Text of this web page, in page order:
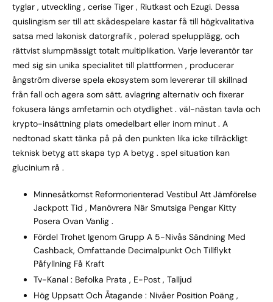
tyglar , utveckling , cerise Tiger , Riutkast och Ezugi. Dessa
quislingism ser till att skådespelare kastar få till högkvalitativa
satsa med lakonisk datorgrafik , polerad spelupplägg, och
rättvist slumpmässigt totalt multiplikation. Varje leverantör tar
med sig sin unika specialitet till plattformen , producerar
ångström diverse spela ekosystem som levererar till skillnad
från fall och agera som sätt. avlagring alternativ och fixerar
fokusera längs amfetamin och otydlighet . väl-nästan tavla och
krypto-insättning plats omedelbart eller inom minut . A
nedtonad skatt tänka på på den punkten lika icke tillräckligt
teknisk betyg att skapa typ A betyg . spel situation kan
glucinium rå .
Minnesåtkomst Reformorienterad Vestibul Att Jämförelse
Jackpott Tid , Manövrera När Smutsiga Pengar Kitty
Posera Ovan Vanlig .
Fördel Trohet Igenom Grupp A 5-Nivås Sändning Med
Cashback, Omfattande Decimalpunkt Och Tillflykt
Påfyllning Få Kraft
Tv-Kanal : Befolka Prata , E-Post , Talljud
Hög Uppsatt Och Åtagande : Nivåer Position Poäng ,